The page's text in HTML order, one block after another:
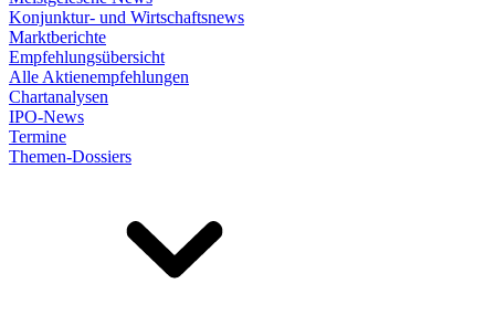
Konjunktur- und Wirtschaftsnews
Marktberichte
Empfehlungsübersicht
Alle Aktienempfehlungen
Chartanalysen
IPO-News
Termine
Themen-Dossiers